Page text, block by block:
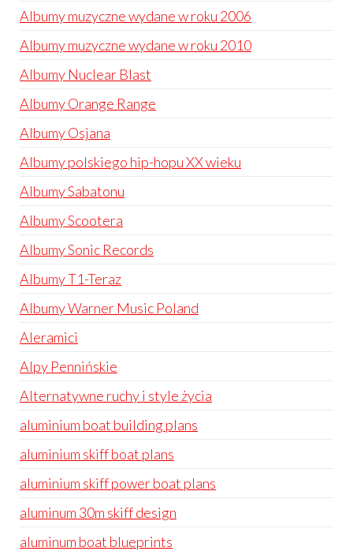
Albumy muzyczne wydane w roku 2006
Albumy muzyczne wydane w roku 2010
Albumy Nuclear Blast
Albumy Orange Range
Albumy Osjana
Albumy polskiego hip-hopu XX wieku
Albumy Sabatonu
Albumy Scootera
Albumy Sonic Records
Albumy T1-Teraz
Albumy Warner Music Poland
Aleramici
Alpy Pennińskie
Alternatywne ruchy i style życia
aluminium boat building plans
aluminium skiff boat plans
aluminium skiff power boat plans
aluminum 30m skiff design
aluminum boat blueprints